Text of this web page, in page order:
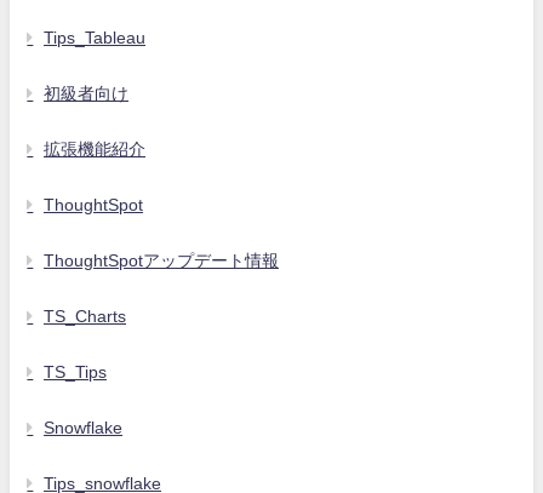
Tips_Tableau
初級者向け
拡張機能紹介
ThoughtSpot
ThoughtSpotアップデート情報
TS_Charts
TS_Tips
Snowflake
Tips_snowflake